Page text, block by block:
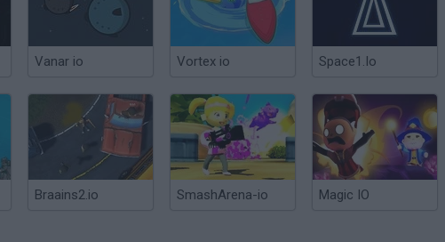
Vanar io Vortex io Space1.Io
Braains2.io SmashArena-io Magic IO